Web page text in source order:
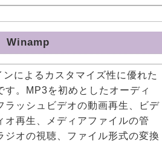
Winamp
によるカスタマイズ性に優れた
す。MP3を初めとしたオーディ
ラッシュビデオの動画再生、ビデ
オ再生、メディアファイルの管
ジオの視聴、ファイル形式の変換